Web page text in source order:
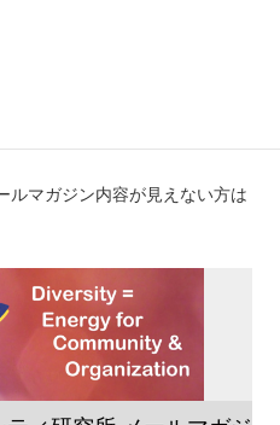
ルマガジン内容が見えない方は